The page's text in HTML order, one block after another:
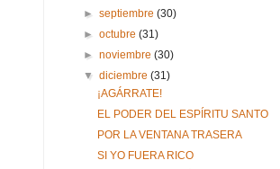
►septiembre(30)
►octubre(31)
►noviembre(30)
▼diciembre(31)
¡AGÁRRATE!
EL PODER DEL ESPÍRITU SANTO
POR LA VENTANA TRASERA
SI YO FUERA RICO